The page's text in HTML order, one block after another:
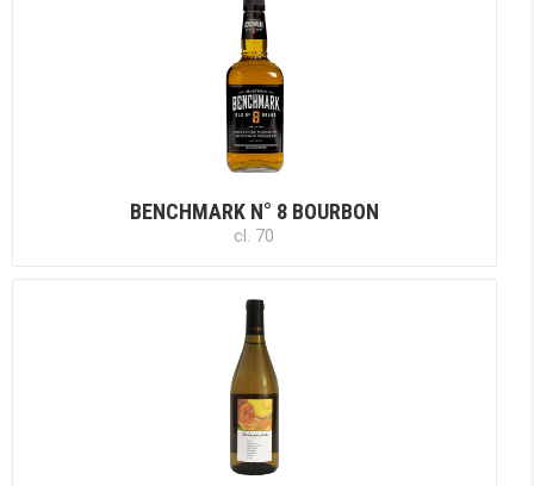
BENCHMARK N° 8 BOURBON
cl. 70